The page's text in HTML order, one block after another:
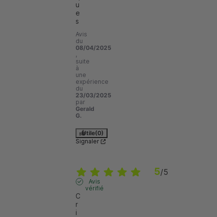
u
e
s
Avis
du
08/04/2025
,
suite
à
une
expérience
du
23/03/2025
par
Gerald
G.
Utile(0)
Signaler
5/5
Avis
vérifié
C
r
i